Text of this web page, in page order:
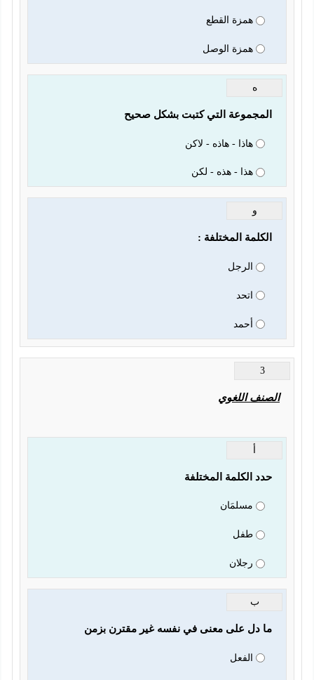
همزة القطع
همزة الوصل
ه
المجموعة التي كتبت بشكل صحيح
هاذا - هاذه - لاكن
هذا - هذه - لكن
و
الكلمة المختلفة :
الرجل
اتحد
أحمد
3
الصنف اللغوي
أ
حدد الكلمة المختلفة
مسلمَان
طفل
رجلان
ب
ما دل على معنى في نفسه غير مقترن بزمن
الفعل